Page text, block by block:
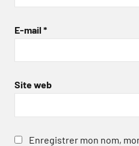
E-mail *
Site web
Enregistrer mon nom,